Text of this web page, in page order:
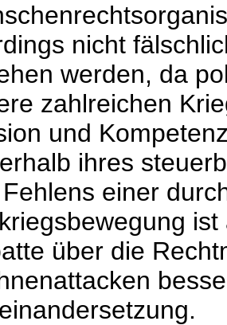
nicht
werden, da
zahlreichen
und
ihres
einer
über die